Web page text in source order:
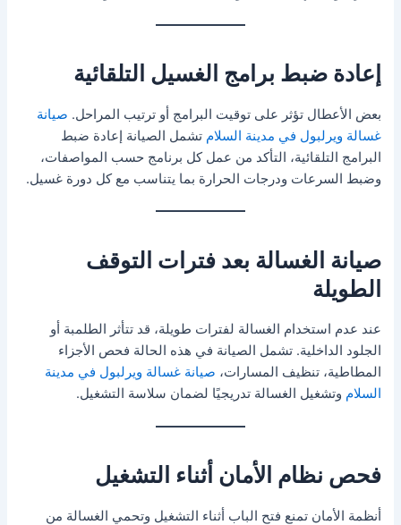
إعادة ضبط برامج الغسيل التلقائية
بعض الأعطال تؤثر على توقيت البرامج أو ترتيب المراحل. صيانة
غسالة ويرلبول في مدينة السلام تشمل الصيانة إعادة ضبط
البرامج التلقائية، التأكد من عمل كل برنامج حسب المواصفات،
وضبط السرعات ودرجات الحرارة بما يتناسب مع كل دورة غسيل.
صيانة الغسالة بعد فترات التوقف
الطويلة
عند عدم استخدام الغسالة لفترات طويلة، قد تتأثر الطلمبة أو
الجلود الداخلية. تشمل الصيانة في هذه الحالة فحص الأجزاء
المطاطية، تنظيف المسارات، صيانة غسالة ويرلبول في مدينة
السلام وتشغيل الغسالة تدريجيًا لضمان سلاسة التشغيل.
فحص نظام الأمان أثناء التشغيل
أنظمة الأمان تمنع فتح الباب أثناء التشغيل وتحمي الغسالة من